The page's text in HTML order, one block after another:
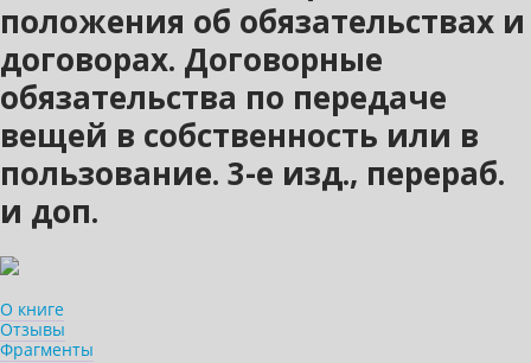
положения об обязательствах и
договорах. Договорные
обязательства по передаче
вещей в собственность или в
пользование. 3-е изд., перераб.
и доп.
О книге
Отзывы
Фрагменты